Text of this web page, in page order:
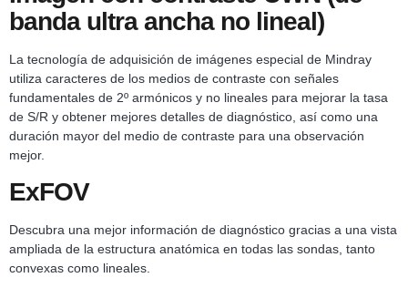
banda ultra ancha no lineal)
La tecnología de adquisición de imágenes especial de Mindray
utiliza caracteres de los medios de contraste con señales
fundamentales de 2º armónicos y no lineales para mejorar la tasa
de S/R y obtener mejores detalles de diagnóstico, así como una
duración mayor del medio de contraste para una observación
mejor.
ExFOV
Descubra una mejor información de diagnóstico gracias a una vista
ampliada de la estructura anatómica en todas las sondas, tanto
convexas como lineales.